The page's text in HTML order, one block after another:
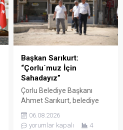
Sayın Recep Soytürk’ü
makamında ziyaret etti.
Ziyaret sırasında İl Sağlık
Müdürü Onar, UMKE Haftası
münasebetiyle
düzenlenecek etkinlikler
hakkında Vali Soytürk’e bilgi
verdi. Ziyaretten...
Başkan Sarıkurt:
“Çorlu`muz İçin
Sahadayız”
Çorlu Belediye Başkanı
Ahmet Sarıkurt, belediye
denetlemek ve
06.08.2026
yorumlar kapalı
4